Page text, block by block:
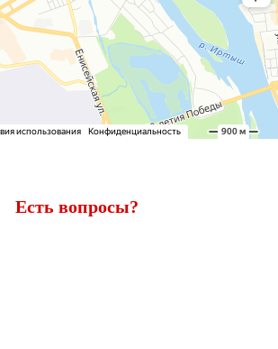
Есть вопросы?